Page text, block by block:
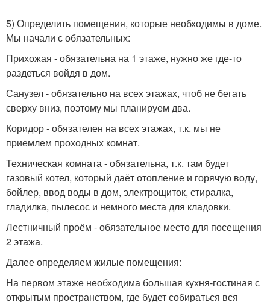
5) Определить помещения, которые необходимы в доме.
Мы начали с обязательных:
Прихожая - обязательна на 1 этаже, нужно же где-то
раздеться войдя в дом.
Санузел - обязательно на всех этажах, чтоб не бегать
сверху вниз, поэтому мы планируем два.
Коридор - обязателен на всех этажах, т.к. мы не
приемлем проходных комнат.
Техническая комната - обязательна, т.к. там будет
газовый котел, который даёт отопление и горячую воду,
бойлер, ввод воды в дом, электрощиток, стиралка,
гладилка, пылесос и немного места для кладовки.
Лестничный проём - обязательное место для посещения
2 этажа.
Далее определяем жилые помещения:
На первом этаже необходима большая кухня-гостиная с
открытым пространством, где будет собираться вся